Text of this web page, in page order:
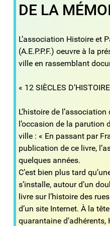
DE LA
L’association Histoire et
(A.E.P.P.F.) oeuvre à la
ville en rassemblant
« 12 SIÈCLES
L’histoire de
l’occasion de la parution
ville : « En passant par
publication de ce livre,
quelques années.
C’est bien plus tard
s’installe, autour d’un
livre sur l’histoire des
d’un site Internet. À la
quarantaine